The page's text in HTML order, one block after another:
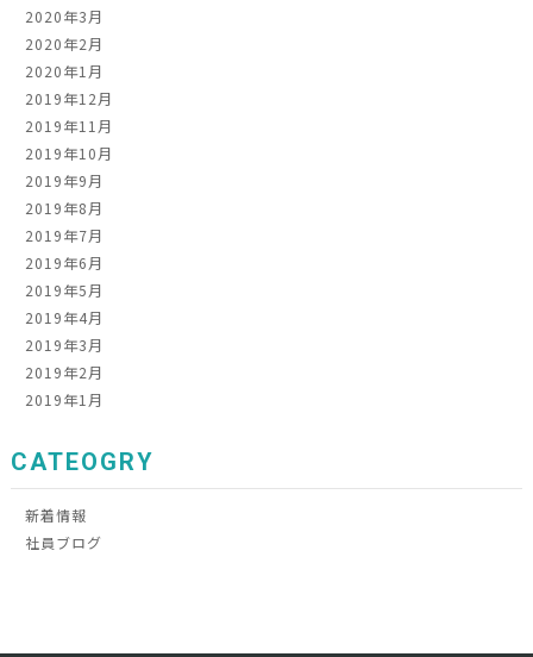
2020年3月
2020年2月
2020年1月
2019年12月
2019年11月
2019年10月
2019年9月
2019年8月
2019年7月
2019年6月
2019年5月
2019年4月
2019年3月
2019年2月
2019年1月
CATEOGRY
新着情報
社員ブログ